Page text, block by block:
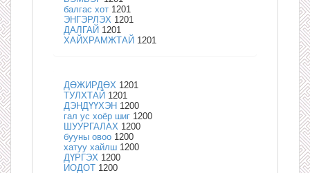
балгас хот 1201
ЭНГЭРЛЭХ 1201
ДАЛГАЙ 1201
ХАЙХРАМЖТАЙ 1201
ДӨЖИРДӨХ 1201
ТУЛХТАЙ 1201
ДЭНДҮҮХЭН 1200
гал ус хоёр шиг 1200
ШУУРГАЛАХ 1200
бууны овоо 1200
хатуу хайлш 1200
ДҮРГЭХ 1200
ИОДОТ 1200